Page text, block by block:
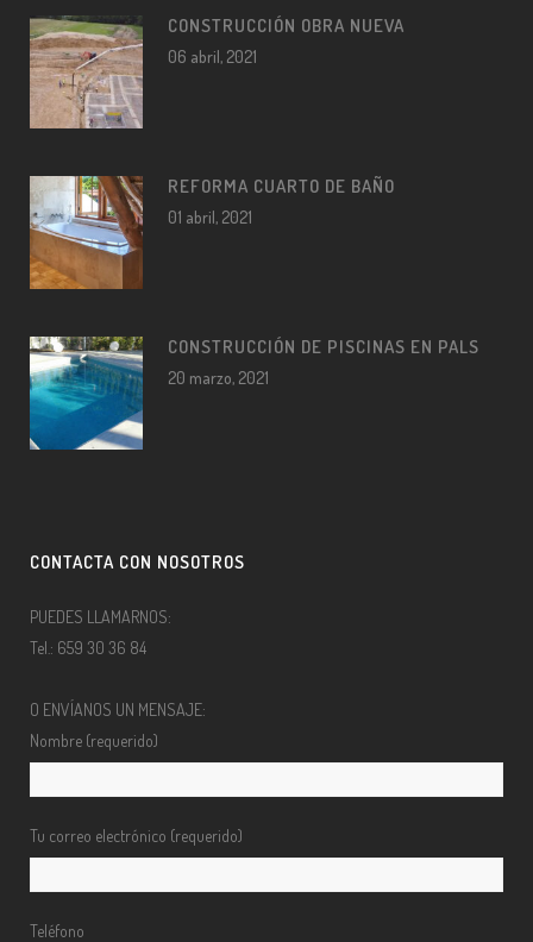
CONSTRUCCIÓN OBRA NUEVA
06 abril, 2021
REFORMA CUARTO DE BAÑO
01 abril, 2021
CONSTRUCCIÓN DE PISCINAS EN PALS
20 marzo, 2021
CONTACTA CON NOSOTROS
PUEDES LLAMARNOS:
Tel.: 659 30 36 84
O ENVÍANOS UN MENSAJE:
Nombre (requerido)
Tu correo electrónico (requerido)
Teléfono